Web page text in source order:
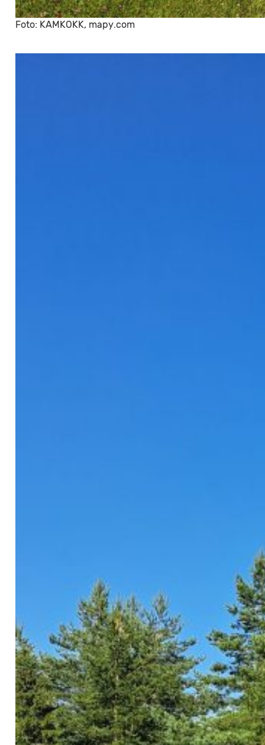
Foto: KAMKOKK, mapy.com